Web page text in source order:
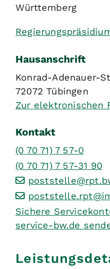
Württemberg
Hausanschrift
Konrad-Adenauer-
72072 Tübingen
Zur elektronischen
Kontakt
(0 70 71) 7 57-0
(0 70 71) 7 57-31 90
Sichere
service-bw.de